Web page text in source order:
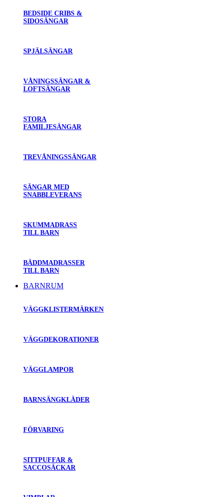
BEDSIDE CRIBS &
SIDOSÄNGAR
SPJÄLSÄNGAR
VÅNINGSSÄNGAR &
LOFTSÄNGAR
STORA
FAMILJESÄNGAR
TREVÅNINGSSÄNGAR
SÄNGAR MED
SNABBLEVERANS
SKUMMADRASS
TILL BARN
BÄDDMADRASSER
TILL BARN
BARNRUM
VÄGGKLISTERMÄRKEN
VÄGGDEKORATIONER
VÄGGLAMPOR
BARNSÄNGKLÄDER
FÖRVARING
SITTPUFFAR &
SACCOSÄCKAR